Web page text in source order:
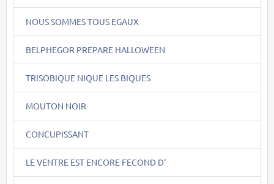
NOUS SOMMES TOUS EGAUX
BELPHEGOR PREPARE HALLOWEEN
TRISOBIQUE NIQUE LES BIQUES
MOUTON NOIR
CONCUPISSANT
LE VENTRE EST ENCORE FECOND D'